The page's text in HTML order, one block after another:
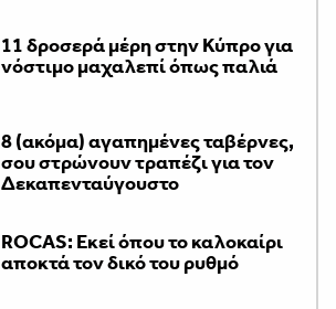
11 δροσερά μέρη στην Κύπρο για
νόστιμο μαχαλεπί όπως παλιά
8 (ακόμα) αγαπημένες ταβέρνες,
σου στρώνουν τραπέζι για τον
Δεκαπενταύγουστο
ROCAS: Εκεί όπου το καλοκαίρι
αποκτά τον δικό του ρυθμό